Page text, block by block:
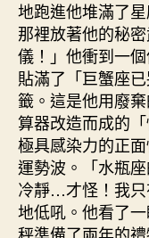
地跑進他堆滿了
那裡放著他的秘
儀！」他衝到一
貼滿了「巨蟹座
籤。這是他用廢
算器改造而成的
極具感染力的正
運勢波。「水瓶
冷靜…才怪！我
地低吼。他看了
秤準備了兩年的